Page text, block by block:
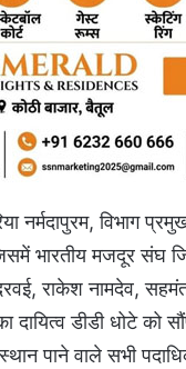
नर्मदापुरम, विभाग
भारतीय मजदूर संघ
राकेश नामदेव,
दायित्व डीडी धोटे को
पाने वाले सभी